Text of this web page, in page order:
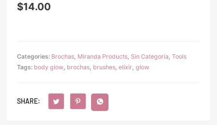
$14.00
Categories: Brochas, Miranda Products, Sin Categoría, Tools
Tags: body glow, brochas, brushes, elixir, glow
SHARE: